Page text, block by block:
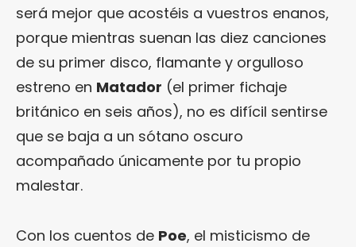
será mejor que acostéis a vuestros enanos,
porque mientras suenan las diez canciones
de su primer disco, flamante y orgulloso
estreno en Matador (el primer fichaje
británico en seis años), no es difícil sentirse
que se baja a un sótano oscuro
acompañado únicamente por tu propio
malestar.
Con los cuentos de Poe, el misticismo de